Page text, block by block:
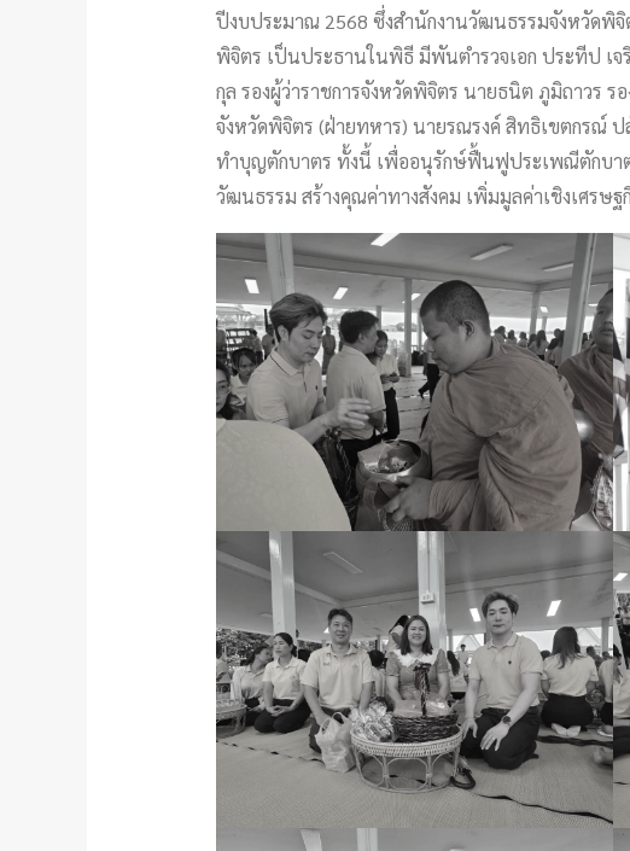
ปีงบประมาณ 2568 ซึ่งสำนักงานวัฒนธรรมจังหวัดพิจิ
พิจิตร เป็นประธานในพิธี มีพันตำรวจเอก ประทีป เจ
กุล รองผู้ว่าราชการจังหวัดพิจิตร นายธนิต ภูมิถาวร
จังหวัดพิจิตร (ฝ่ายทหาร) นายรณรงค์ สิทธิเขตกรณ์
ทำบุญตักบาตร ทั้งนี้ เพื่ออนุรักษ์ฟื้นฟูประเพณีตักบา
วัฒนธรรม สร้างคุณค่าทางสังคม เพิ่มมูลค่าเชิงเศรษฐ